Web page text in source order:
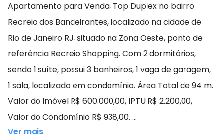
Apartamento para Venda, Top Duplex no bairro
Recreio dos Bandeirantes, localizado na cidade de
Rio de Janeiro RJ, situado na Zona Oeste, ponto de
referência Recreio Shopping. Com 2 dormitórios,
sendo 1 suíte, possui 3 banheiros, 1 vaga de garagem,
1 sala, localizado em condomínio. Área Total de 94 m.
Valor do Imóvel R$ 600.000,00, IPTU R$ 2.200,00,
Valor do Condomínio R$ 938,00. ...
Ver mais